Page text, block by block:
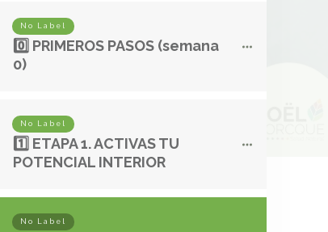
No Label
0️⃣ PRIMEROS PASOS (semana
0)
No Label
1️⃣ ETAPA 1. ACTIVAS TU
POTENCIAL INTERIOR
No Label